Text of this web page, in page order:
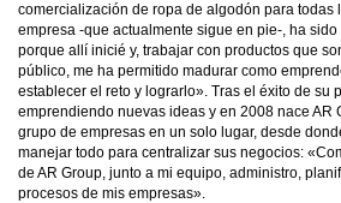
comercialización de ropa de algodón para todas
empresa -que actualmente sigue en pie-, ha
porque allí inicié y, trabajar con productos que
público, me ha permitido madurar como
establecer el reto y lograrlo». Tras el éxito de su
emprendiendo nuevas ideas y en 2008 nace AR
grupo de empresas en un solo lugar, desde
manejar todo para centralizar sus negocios:
de AR Group, junto a mi equipo, administro,
procesos de mis empresas».